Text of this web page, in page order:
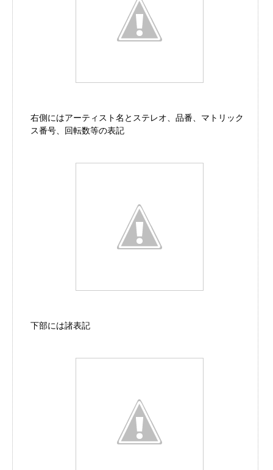
右側にはアーティスト名とステレオ、品番、マトリック
ス番号、回転数等の表記
下部には諸表記